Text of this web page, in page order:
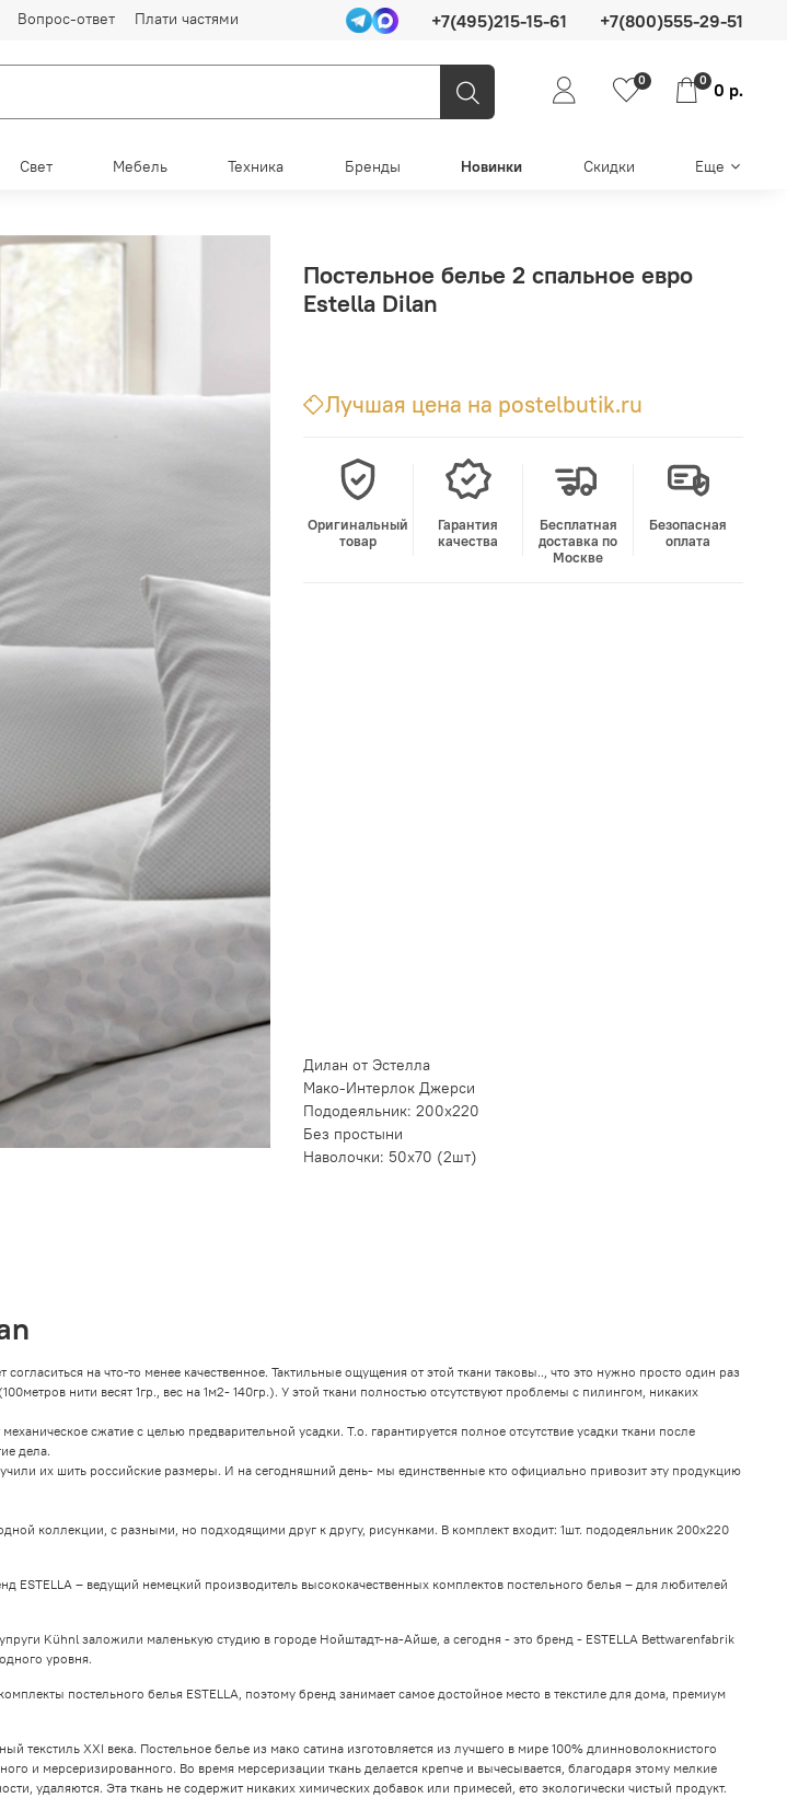
Вопрос-ответ Плати частями +7(495)215-15-61 +7(800)555-29-51
0 0 0 р.
Свет Мебель Техника Бренды Новинки Скидки Еще
Постельное белье 2 спальное евро
Estella Dilan
Лучшая цена на postelbutik.ru
Оригинальный
товар
Гарантия
качества
Бесплатная
доставка по
Москве
Безопасная
оплата
Дилан от Эстелла
Мако-Интерлок Джерси
Пододеяльник: 200х220
Без простыни
Наволочки: 50х70 (2шт)
на что-то менее качественное. Тактильные ощущения от этой ткани таковы.., что это нужно просто один раз
нити весят 1гр., вес на 1м2- 140гр.). У этой ткани полностью отсутствуют проблемы с пилингом, никаких
сжатие с целью предварительной усадки. Т.о. гарантируется полное отсутствие усадки ткани после
дела.
их шить российские размеры. И на сегодняшний день- мы единственные кто официально привозит эту продукцию
коллекции, с разными, но подходящими друг к другу, рисунками. В комплект входит: 1шт. пододеяльник 200х220
ESTELLA – ведущий немецкий производитель высококачественных комплектов постельного белья – для любителей
Kühnl заложили маленькую студию в городе Нойштадт-на-Айше, а сегодня - это бренд - ESTELLA Bettwarenfabrik
уровня.
постельного белья ESTELLA, поэтому бренд занимает самое достойное место в текстиле для дома, премиум
текстиль XXI века. Постельное бельe из мако сатина изготовляется из лучшего в мире 100% длинноволокнистого
и мерсеризированного. Во время мерсеризации ткань делается крепче и вычeсывается, благодаря этому мелкие
удаляются. Эта ткань не содержит никаких химических добавок или примесей, ето экологически чистый продукт.